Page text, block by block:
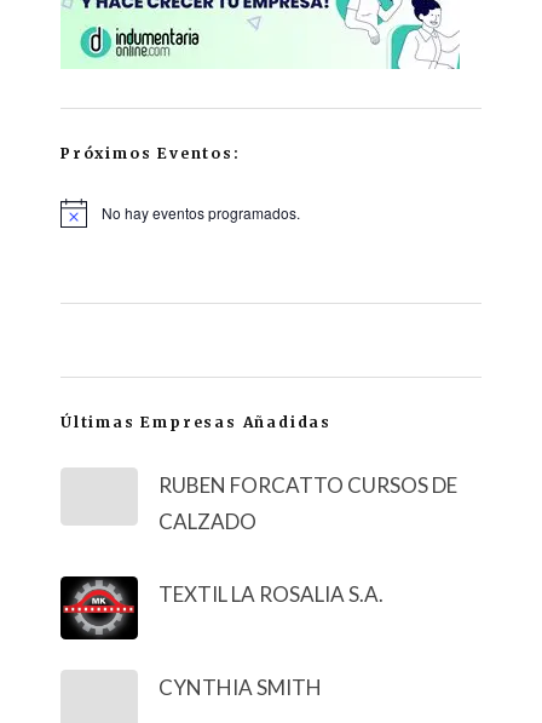
Próximos Eventos:
No hay eventos programados.
Últimas Empresas Añadidas
RUBEN FORCATTO CURSOS DE
CALZADO
TEXTIL LA ROSALIA S.A.
CYNTHIA SMITH